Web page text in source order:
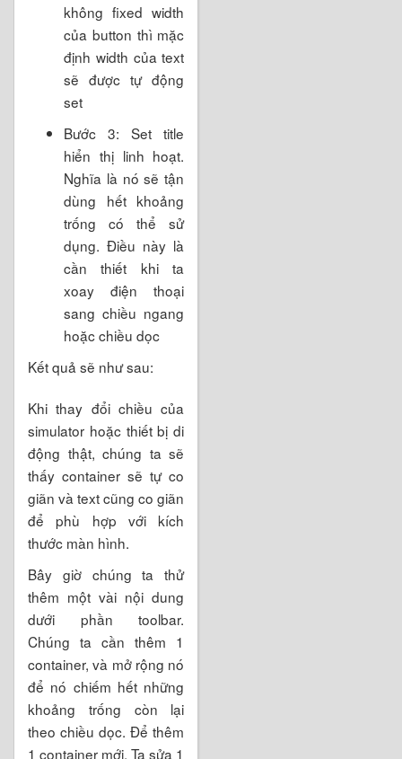
không fixed width
của button thì mặc
định width của text
sẽ được tự động
set
Bước 3: Set title
hiển thị linh hoạt.
Nghĩa là nó sẽ tận
dùng hết khoảng
trống có thể sử
dụng. Điều này là
cần thiết khi ta
xoay điện thoại
sang chiều ngang
hoặc chiều dọc
Kết quả sẽ như sau:
Khi thay đổi chiều của
simulator hoặc thiết bị di
động thật, chúng ta sẽ
thấy container sẽ tự co
giãn và text cũng co giãn
để phù hợp với kích
thước màn hình.
Bây giờ chúng ta thử
thêm một vài nội dung
dưới phần toolbar.
Chúng ta cần thêm 1
container, và mở rộng nó
để nó chiếm hết những
khoảng trống còn lại
theo chiều dọc. Để thêm
1 container mới. Ta sửa 1